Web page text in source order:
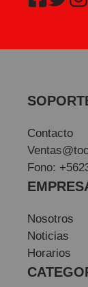
Contacto
Fono:
Nosotros
Noticias
Horarios